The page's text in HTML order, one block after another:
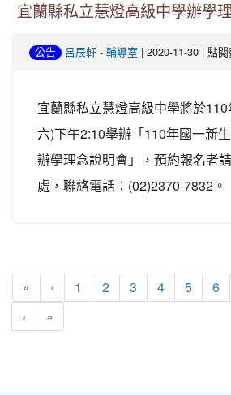
宜蘭縣私立慧燈高級中學辦學
公告 呂辰軒 - 輔導室 | 2020-11-30 | 點
宜蘭縣私立慧燈高級中學將於
六)下午2:10舉辦「110年國一新
辦學理念說明會」，預約報名者
處，聯絡電話：(02)2370-7832。
« ‹ 1 2 3 4 5 6
› »